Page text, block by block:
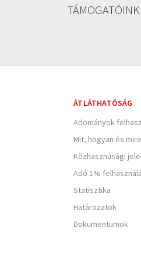
TÁMOGATÓINK
ÁTLÁTHATÓSÁG
Adományok
Mit, hogyan és
Közhasznúsági
Adó 1%
Statisztika
Határozatok
Dokumentumok